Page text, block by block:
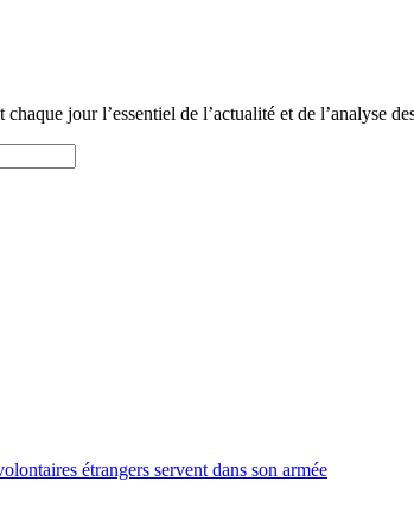
jour l’essentiel de l’actualité et de l’analyse
étrangers servent dans son armée